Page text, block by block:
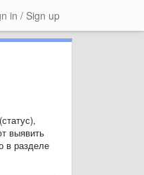
in / Sign up
выявить
в разделе